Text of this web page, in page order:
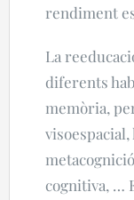
rendiment
La
diferents
memòria,
visoespacial
cognitiva, …